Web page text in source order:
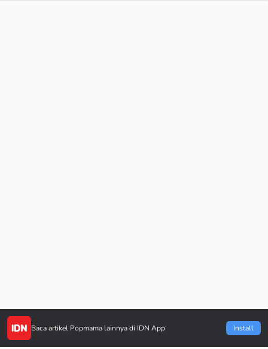
Baca artikel Popmama lainnya di IDN App Install